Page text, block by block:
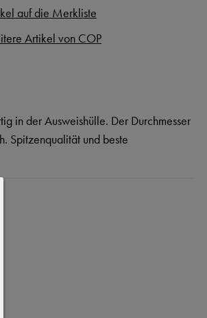
Artikel von COP
in der Ausweishülle. Der Durchmesser
Spitzenqualität und beste